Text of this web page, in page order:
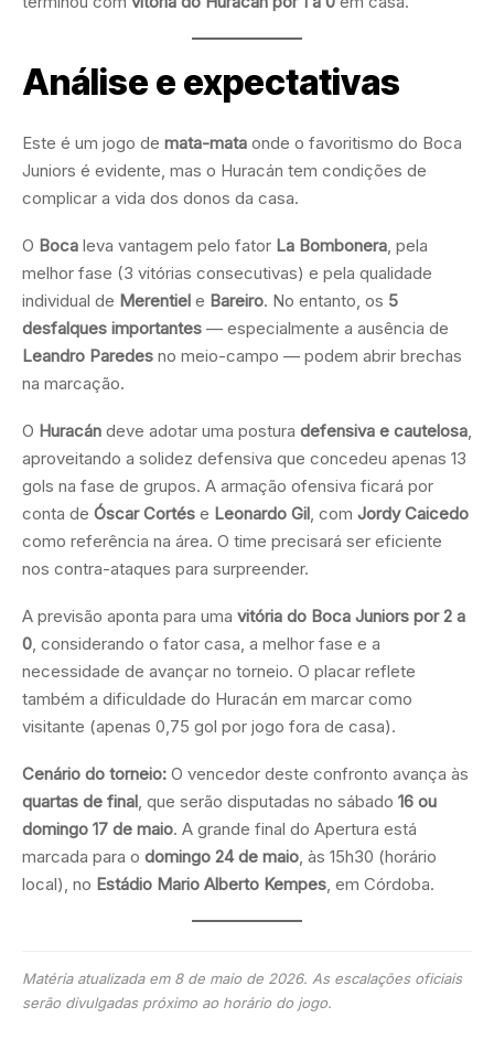
Análise e expectativas
Este é um jogo de mata-mata onde o favoritismo do Boca
Juniors é evidente, mas o Huracán tem condições de
complicar a vida dos donos da casa.
O Boca leva vantagem pelo fator La Bombonera , pela
melhor fase (3 vitórias consecutivas) e pela qualidade
individual de Merentiel e Bareiro. No entanto, os 5
desfalques importantes — especialmente a ausência de
Leandro Paredes no meio-campo — podem abrir brechas
na marcação.
O Huracán deve adotar uma postura defensiva e cautelosa
aproveitando a solidez defensiva que concedeu apenas 13
gols na fase de grupos. A armação ofensiva ficará por
conta de Óscar Cortés e Leonardo Gil , com Jordy Caicedo
como referência na área. O time precisará ser eficiente
nos contra-ataques para surpreender.
A previsão aponta para uma vitória do Boca Juniors por 2 a
0 , considerando o fator casa, a melhor fase e a
necessidade de avançar no torneio. O placar reflete
também a dificuldade do Huracán em marcar como
visitante (apenas 0,75 gol por jogo fora de casa).
Cenário do torneio: O vencedor deste confronto avança às
quartas de final , que serão disputadas no sábado 16 ou
domingo 17 de maio. A grande final do Apertura está
marcada para o domingo 24 de maio , às 15h30 (horário
local), no Estádio Mario Alberto Kempes , em Córdoba.
Matéria atualizada em 8 de maio de 2026. As escalações oficiais
serão divulgadas próximo ao horário do jogo.